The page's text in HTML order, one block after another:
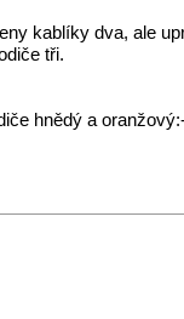
kablíky dva, ale
tři.
hnědý a